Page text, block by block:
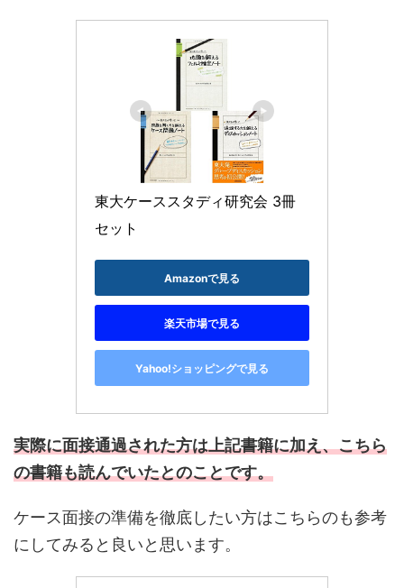
東大ケーススタディ研究会 3冊
セット
Amazonで見る
楽天市場で見る
Yahoo!ショッピングで見る
実際に面接通過された方は上記書籍に加え、こちら
の書籍も読んでいたとのことです。
ケース面接の準備を徹底したい方はこちらのも参考
にしてみると良いと思います。